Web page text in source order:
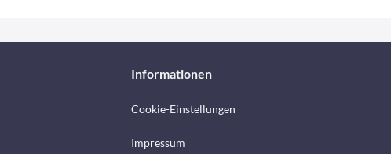
Informationen
Cookie-Einstellungen
Impressum